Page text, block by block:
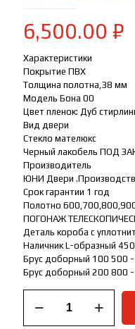
6,500.00 ₽
Характеристики
Покрытие ПВХ
Толщина полотна,38 мм
Модель Бона 00
Цвет пленок: Дуб
Вид двери
Стекло мателюкс
Черный лакобель ПОД
Производитель
ЮНИ Двери
Срок гарантии 1 год
Полотно
ПОГОНАЖ
Деталь короба с
Наличник L-образный
Брус доборный 100 500
Брус доборный 200 800
товара